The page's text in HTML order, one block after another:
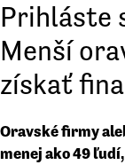
Prihláste
Menší
získať
Oravské firmy
menej ako 49